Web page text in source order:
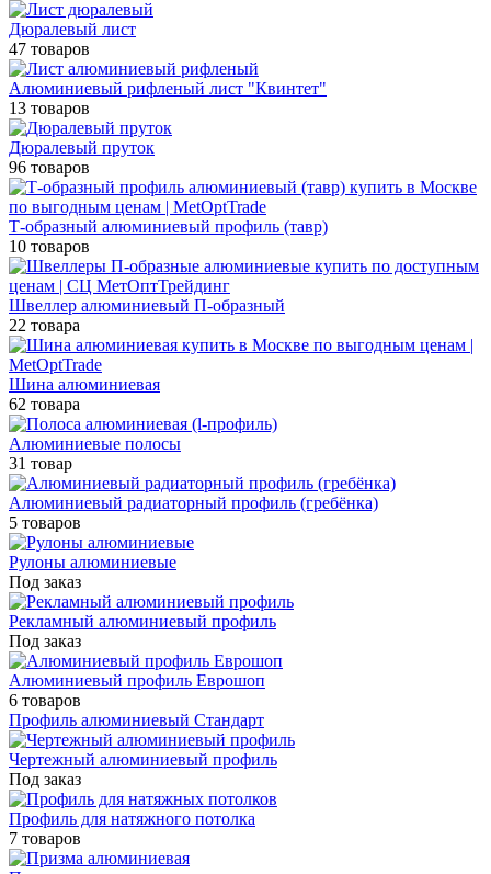
Дюралевый лист
47 товаров
Алюминиевый рифленый лист "Квинтет"
13 товаров
Дюралевый пруток
96 товаров
Т-образный алюминиевый профиль (тавр)
10 товаров
Швеллер алюминиевый П-образный
22 товара
Шина алюминиевая
62 товара
Алюминиевые полосы
31 товар
Алюминиевый радиаторный профиль (гребёнка)
5 товаров
Рулоны алюминиевые
Под заказ
Рекламный алюминиевый профиль
Под заказ
Алюминиевый профиль Еврошоп
6 товаров
Профиль алюминиевый Стандарт
Чертежный алюминиевый профиль
Под заказ
Профиль для натяжного потолка
7 товаров